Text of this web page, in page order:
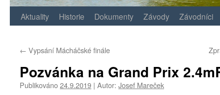
Přejít
obsahu
webu
Aktuality Historie Dokumenty Závody Závodníci
← Vypsání Mácháčské finále
Pozvánka na Grand Prix
Publikováno24.9.2019 | Autor: Josef Mareček